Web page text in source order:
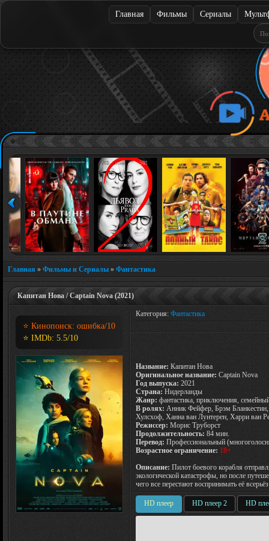
Главная Фильмы Сериалы
Главная » Фильмы и Сериалы » Фантастика
Капитан Нова / Captain Nova (2021)
⭐ Кинопоиск: ошибка/10
⭐ IMDb: 5.5/10
Категория: Фантастика
Название: Капитан Нова
Оригинальное название: Captain Nova
Год выпуска: 2021
Страна: Нидерланды
Жанр: фантастика, приключения,
В ролях: Анник Фейфер, Брэм
Хулсхоф, Ханна ван Лунтерен, Харри ван
Режиссер: Морис Труборст
Продолжительность: 84 мин.
Перевод: Профессиональный
Возрастное ограничение: 18+
Описание: Пилот боевого корабля
экологической катастрофы, но после
чего все перестают воспринимать её
HD плеер HD плеер 2 HD